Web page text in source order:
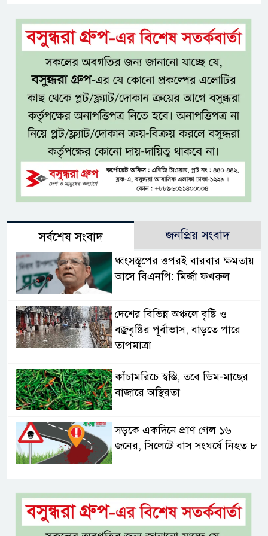
সর্বশেষ সংবাদ জনপ্রিয় সংবাদ
ধ্বংসস্তূপের ওপরই বারবার ক্ষমতায়
আসে বিএনপি: মির্জা ফখরুল
দেশের বিভিন্ন অঞ্চলে বৃষ্টি ও
বজ্রবৃষ্টির পূর্বাভাস, বাড়তে পারে
তাপমাত্রা
কাঁচামরিচে স্বস্তি, তবে ডিম-মাছের
বাজারে অস্থিরতা
সড়কে একদিনে প্রাণ গেল ১৬
জনের, সিলেটে বাস সংঘর্ষে নিহত ৮